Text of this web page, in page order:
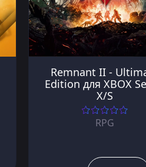
Remnant II -
Edition для XBOX
X/S
RPG